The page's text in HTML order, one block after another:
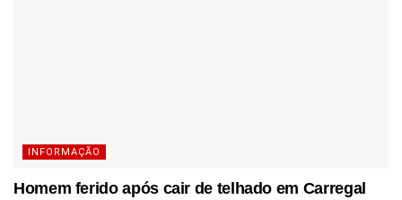
INFORMAÇÃO
Homem ferido após cair de telhado em Carregal